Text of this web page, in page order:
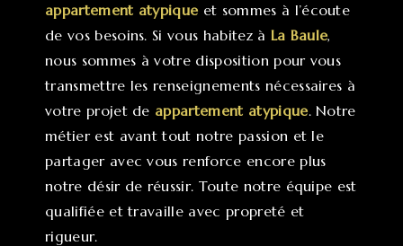
appartement atypique et sommes à l’écoute
de vos besoins. Si vous habitez à La Baule,
nous sommes à votre disposition pour vous
transmettre les renseignements nécessaires à
votre projet de appartement atypique. Notre
métier est avant tout notre passion et le
partager avec vous renforce encore plus
notre désir de réussir. Toute notre équipe est
qualifiée et travaille avec propreté et
rigueur.